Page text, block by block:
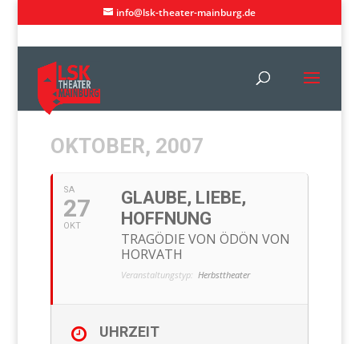
info@lsk-theater-mainburg.de
OKTOBER, 2007
SA
27
OKT
GLAUBE, LIEBE,
HOFFNUNG
TRAGÖDIE VON ÖDÖN VON
HORVATH
Veranstaltungstyp: Herbsttheater
UHRZEIT